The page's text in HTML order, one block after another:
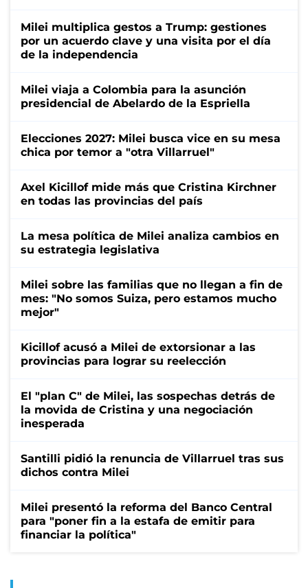
Milei multiplica gestos a Trump: gestiones
por un acuerdo clave y una visita por el día
de la independencia
Milei viaja a Colombia para la asunción
presidencial de Abelardo de la Espriella
Elecciones 2027: Milei busca vice en su mesa
chica por temor a "otra Villarruel"
Axel Kicillof mide más que Cristina Kirchner
en todas las provincias del país
La mesa política de Milei analiza cambios en
su estrategia legislativa
Milei sobre las familias que no llegan a fin de
mes: "No somos Suiza, pero estamos mucho
mejor"
Kicillof acusó a Milei de extorsionar a las
provincias para lograr su reelección
El "plan C" de Milei, las sospechas detrás de
la movida de Cristina y una negociación
inesperada
Santilli pidió la renuncia de Villarruel tras sus
dichos contra Milei
Milei presentó la reforma del Banco Central
para "poner fin a la estafa de emitir para
financiar la política"